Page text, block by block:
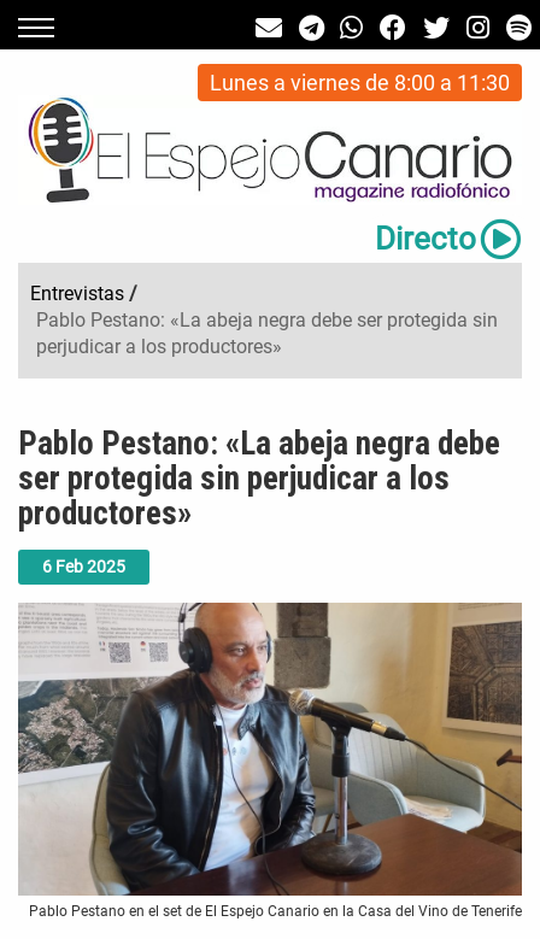
Lunes a viernes de 8:00 a 11:30
Directo
Entrevistas /
Pablo Pestano: «La abeja negra debe ser protegida sin
perjudicar a los productores»
6 Feb2025
Pablo Pestano: «La abeja negra debe
ser protegida sin perjudicar a los
productores»
Pablo Pestano en el set de El Espejo Canario en la Casa del Vino de Tenerife